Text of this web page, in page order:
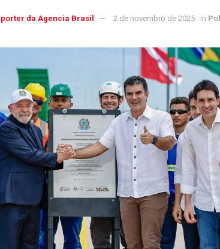
da Agencia Brasil 2 de novembro de 2025 in